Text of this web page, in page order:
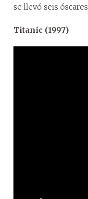
se llevó seis
Titanic (1997)